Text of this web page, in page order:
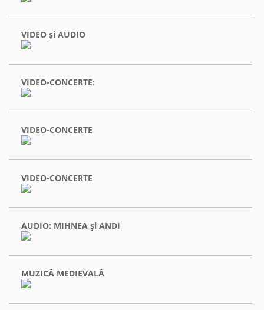
VIDEO şi AUDIO
VIDEO-CONCERTE:
VIDEO-CONCERTE
VIDEO-CONCERTE
AUDIO: MIHNEA şi ANDI
MUZICĂ MEDIEVALĂ